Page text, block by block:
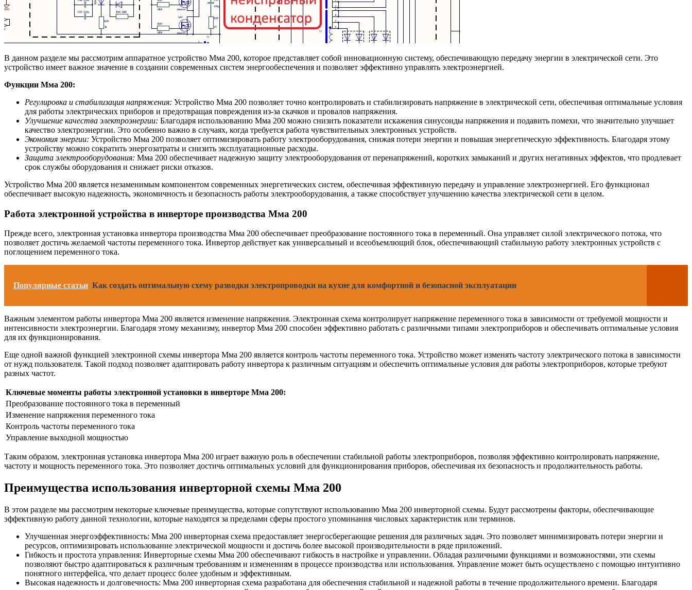
В данном разделе мы рассмотрим аппаратное устройство Мма 200, которое представляет собой инновационную систему, обеспечивающую передачу энергии в электрической сети. Это
устройство имеет важное значение в создании современных систем энергообеспечения и позволяет эффективно управлять электроэнергией.
Функции Мма 200:
Регулировка и стабилизация напряжения: Устройство Мма 200 позволяет точно контролировать и стабилизировать напряжение в электрической сети, обеспечивая оптимальные условия
для работы электрических приборов и предотвращая повреждения из-за скачков и провалов напряжения.
Улучшение качества электроэнергии: Благодаря использованию Мма 200 можно снизить показатели искажения синусоиды напряжения и подавить помехи, что значительно улучшает
качество электроэнергии. Это особенно важно в случаях, когда требуется работа чувствительных электронных устройств.
Экономия энергии: Устройство Мма 200 позволяет оптимизировать работу электрооборудования, снижая потери энергии и повышая энергетическую эффективность. Благодаря этому
устройству можно сократить энергозатраты и снизить эксплуатационные расходы.
Защита электрооборудования: Мма 200 обеспечивает надежную защиту электрооборудования от перенапряжений, коротких замыканий и других негативных эффектов, что продлевает
срок службы оборудования и снижает риски отказов.
Устройство Мма 200 является незаменимым компонентом современных энергетических систем, обеспечивая эффективную передачу и управление электроэнергией. Его функционал
обеспечивает высокую надежность, экономичность и безопасность работы электрооборудования, а также способствует улучшению качества электрической сети в целом.
Работа электронной устройства в инверторе производства Мма 200
Прежде всего, электронная установка инвертора производства Мма 200 обеспечивает преобразование постоянного тока в переменный. Она управляет силой электрического потока, что
позволяет достичь желаемой частоты переменного тока. Инвертор действует как универсальный и всеобъемлющий блок, обеспечивающий стабильную работу электронных устройств с
поглощением переменного тока.
Популярные статьи Как создать оптимальную схему разводки электропроводки на кухне для комфортной и безопасной эксплуатации
Важным элементом работы инвертора Мма 200 является изменение напряжения. Электронная схема контролирует напряжение переменного тока в зависимости от требуемой мощности и
интенсивности электроэнергии. Благодаря этому механизму, инвертор Мма 200 способен эффективно работать с различными типами электроприборов и обеспечивать оптимальные условия
для их функционирования.
Еще одной важной функцией электронной схемы инвертора Мма 200 является контроль частоты переменного тока. Устройство может изменять частоту электрического потока в зависимости
от нужд пользователя. Такой подход позволяет адаптировать работу инвертора к различным ситуациям и обеспечить оптимальные условия для работы электроприборов, которые требуют
разных частот.
Ключевые моменты работы электронной установки в инверторе Мма 200:
Преобразование постоянного тока в переменный
Изменение напряжения переменного тока
Контроль частоты переменного тока
Управление выходной мощностью
Таким образом, электронная установка инвертора Мма 200 играет важную роль в обеспечении стабильной работы электроприборов, позволяя эффективно контролировать напряжение,
частоту и мощность переменного тока. Это позволяет достичь оптимальных условий для функционирования приборов, обеспечивая их безопасность и продолжительность работы.
Преимущества использования инверторной схемы Мма 200
В этом разделе мы рассмотрим некоторые ключевые преимущества, которые сопутствуют использованию Мма 200 инверторной схемы. Будут рассмотрены факторы, обеспечивающие
эффективную работу данной технологии, которые находятся за пределами сферы простого упоминания числовых характеристик или терминов.
Улучшенная энергоэффективность: Мма 200 инверторная схема предоставляет энергосберегающие решения для различных задач. Это позволяет минимизировать потери энергии и
ресурсов, оптимизировать использование электрической мощности и достичь более высокой производительности в ряде приложений.
Гибкость и простота управления: Инверторные схемы Мма 200 обеспечивают гибкость в настройке и управлении. Обладая различными функциями и возможностями, эти схемы
позволяют быстро адаптироваться к различным требованиям и изменениям в процессе производства или использования. Управление может быть осуществлено с помощью интуитивно
понятного интерфейса, что делает процесс более удобным и эффективным.
Высокая надежность и долговечность: Мма 200 инверторная схема разработана для обеспечения стабильной и надежной работы в течение продолжительного времени. Благодаря